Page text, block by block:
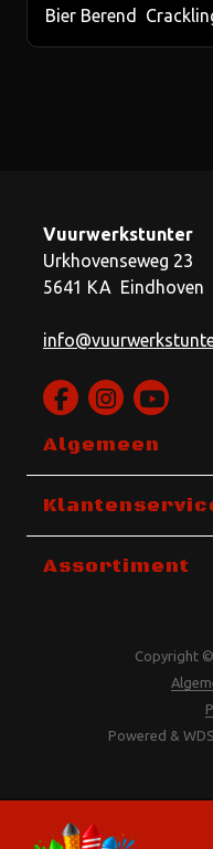
Bier Berend
Vuurwerkstunter
Urkhovenseweg 23
5641 KA Eindhoven
Algemeen
Assortiment
Copyright
Powered &